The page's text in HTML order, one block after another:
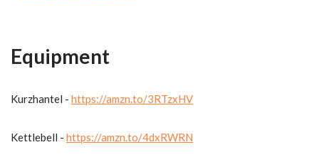
Equipment
Kurzhantel - https://amzn.to/3RTzxHV
Kettlebell - https://amzn.to/4dxRWRN